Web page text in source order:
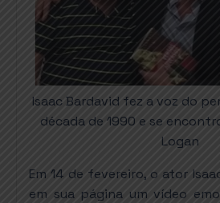
Isaac Bardavid fez a voz do
década de 1990 e se
Logan
Em 14 de fevereiro, o ator
em sua página um vídeo